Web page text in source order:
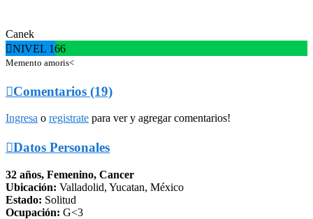
Canek
NIVEL 166
Memento amoris<
Comentarios (19)
Ingresa o registrate para ver y agregar comentarios!
Datos Personales
32 años, Femenino, Cancer
Ubicación: Valladolid, Yucatan, México
Estado: Solitud
Ocupación: G<3